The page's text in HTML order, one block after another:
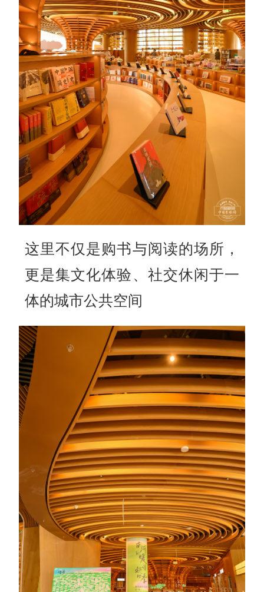
这里不仅是购书与阅读的场所，
更是集文化体验、社交休闲于一
体的城市公共空间